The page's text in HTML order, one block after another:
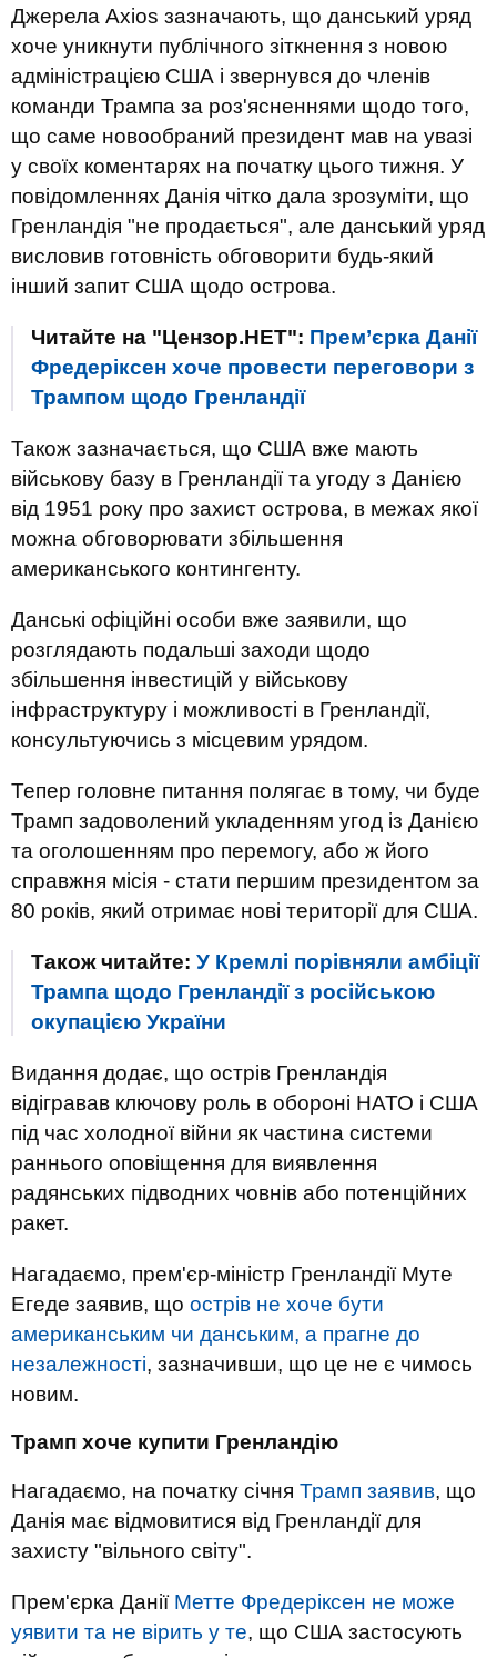
Джерела Axios зазначають, що данський уряд
хоче уникнути публічного зіткнення з новою
адміністрацією США і звернувся до членів
команди Трампа за роз'ясненнями щодо того,
що саме новообраний президент мав на увазі
у своїх коментарях на початку цього тижня. У
повідомленнях Данія чітко дала зрозуміти, що
Гренландія "не продається", але данський уряд
висловив готовність обговорити будь-який
інший запит США щодо острова.
Читайте на "Цензор.НЕТ": Прем’єрка Данії
Фредеріксен хоче провести переговори з
Трампом щодо Гренландії
Також зазначається, що США вже мають
військову базу в Гренландії та угоду з Данією
від 1951 року про захист острова, в межах якої
можна обговорювати збільшення
американського контингенту.
Данські офіційні особи вже заявили, що
розглядають подальші заходи щодо
збільшення інвестицій у військову
інфраструктуру і можливості в Гренландії,
консультуючись з місцевим урядом.
Тепер головне питання полягає в тому, чи буде
Трамп задоволений укладенням угод із Данією
та оголошенням про перемогу, або ж його
справжня місія - стати першим президентом за
80 років, який отримає нові території для США.
Також читайте: У Кремлі порівняли амбіції
Трампа щодо Гренландії з російською
окупацією України
Видання додає, що острів Гренландія
відігравав ключову роль в обороні НАТО і США
під час холодної війни як частина системи
раннього оповіщення для виявлення
радянських підводних човнів або потенційних
ракет.
Нагадаємо, прем'єр-міністр Гренландії Муте
Егеде заявив, що острів не хоче бути
американським чи данським, а прагне до
незалежності, зазначивши, що це не є чимось
новим.
Трамп хоче купити Гренландію
Нагадаємо, на початку січня Трамп заявив, що
Данія має відмовитися від Гренландії для
захисту "вільного світу".
Прем'єрка Данії Метте Фредеріксен не може
уявити та не вірить у те, що США застосують